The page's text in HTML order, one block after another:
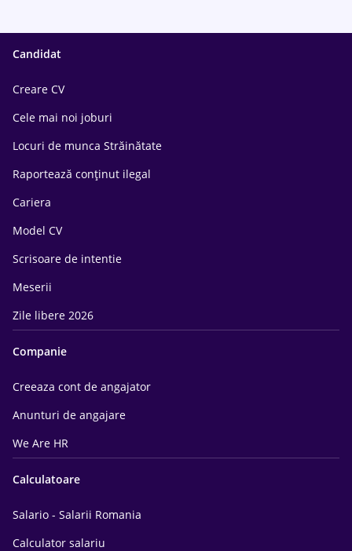
Candidat
Creare CV
Cele mai noi joburi
Locuri de munca Străinătate
Raportează conținut ilegal
Cariera
Model CV
Scrisoare de intentie
Meserii
Zile libere 2026
Companie
Creeaza cont de angajator
Anunturi de angajare
We Are HR
Calculatoare
Salario - Salarii Romania
Calculator salariu